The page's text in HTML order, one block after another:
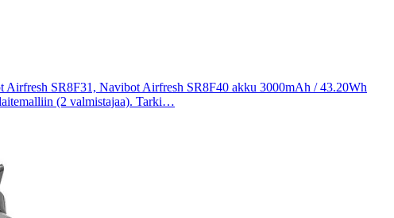
Airfresh SR8F31, Navibot Airfresh SR8F40 akku 3000mAh / 43.20Wh
(2 valmistajaa). Tarki…